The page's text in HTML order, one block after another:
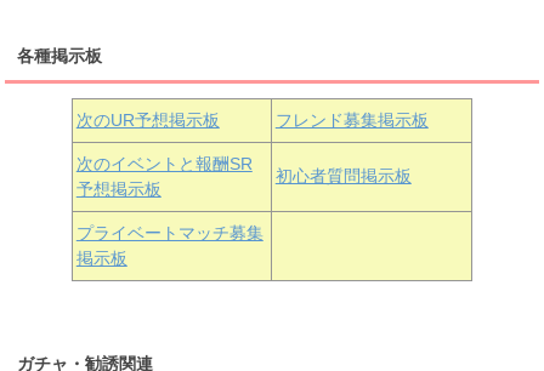
黒澤ダイヤ
朝香果林 近江彼方 エマ・ヴェルデ
各種掲示板
次のUR予想掲示板 フレンド募集掲示板
次のイベントと報酬SR
予想掲示板
初心者質問掲示板
プライベートマッチ募集
掲示板
ガチャ・勧誘関連